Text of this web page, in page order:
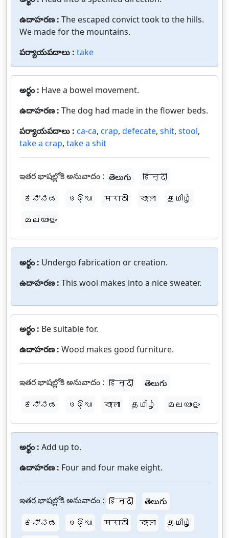
ఉదాహరణ : The escaped convict took to the hills.
We made for the mountains.
పర్యాయపదాలు : take
అర్థం : Have a bowel movement.
ఉదాహరణ : The dog had made in the flower beds.
పర్యాయపదాలు : ca-ca, crap, defecate, shit, stool,
take a crap, take a shit
ఇతర భాషల్లోకి అనువాదం : తెలుగు
हिन्दी
ಕನ್ನಡ
ଓଡ଼ିଆ मराठी বাংলা
தமிழ்
മലയാളം
అర్థం : Undergo fabrication or creation.
ఉదాహరణ : This wool makes into a nice sweater.
అర్థం : Be suitable for.
ఉదాహరణ : Wood makes good furniture.
ఇతర భాషల్లోకి అనువాదం : हिन्दी
తెలుగు
ಕನ್ನಡ
ଓଡ଼ିଆ বাংলা தமிழ் മലയാളം
అర్థం : Add up to.
ఉదాహరణ : Four and four make eight.
ఇతర భాషల్లోకి అనువాదం : हिन्दी
తెలుగు
ಕನ್ನಡ
ଓଡ଼ିଆ मराठी বাংলা
தமிழ்